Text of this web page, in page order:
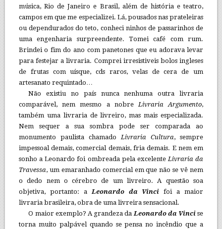
música, Rio de Janeiro e Brasil, além de história e teatro,
campos em que me especializei. Lá, pousados nas prateleiras
ou dependurados do teto, conheci ninhos de passarinhos de
uma engenharia surpreendente. Tomei café com rum.
Brindei o fim do ano com panetones que eu adorava levar
para festejar a livraria. Comprei irresistiveis bolos ingleses
de frutas com uísque, cds raros, velas de cera de um
artesanato requintado…
Não existiu no país nunca nenhuma outra livraria
comparável, nem mesmo a nobreLivraria Argumento,
também uma livraria de livreiro, mas mais especializada.
Nem sequer a sua sombra pode ser comparada ao
monumento paulista chamadoLivraria Cultura, sempre
impessoal demais, comercial demais, fria demais. E nem em
sonho a Leonardo foi ombreada pela excelenteLivraria da
Travessa, um emaranhado comercial em que não se vê nem
o dedo nem o cérebro de um livreiro. A questão soa
objetiva, portanto: aLeonardo da Vincifoi a maior
livraria brasileira, obra de uma livreira sensacional.
O maior exemplo? A grandeza daLeonardo da Vincise
torna muito palpável quando se pensa no incêndio que a